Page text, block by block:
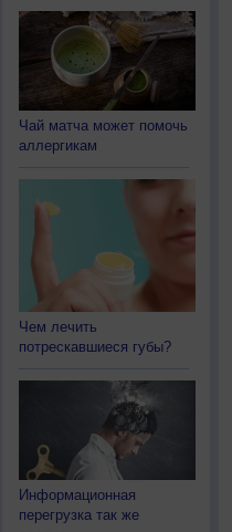
Чай матча может помочь
аллергикам
Чем лечить
потрескавшиеся губы?
Информационная
перегрузка так же